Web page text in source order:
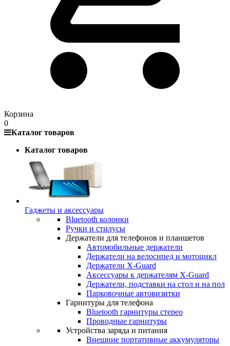
Корзина
0
Каталог товаров
Каталог товаров
Гаджеты и аксессуары
Bluetooth колонки
Ручки и стилусы
Держатели для телефонов и планшетов
Автомобильные держатели
Держатели на велосипед и мотоцикл
Держатели X-Guard
Аксессуары к держателям X-Guard
Держатели, подставки на стол и на пол
Парковочные автовизитки
Гарнитуры для телефона
Bluetooth гарнитуры стерео
Проводные гарнитуры
Устройства заряда и питания
Внешние портативные аккумуляторы